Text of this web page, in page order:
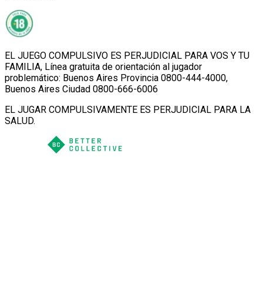
EL JUEGO COMPULSIVO ES PERJUDICIAL PARA VOS Y TU
FAMILIA, Línea gratuita de orientación al jugador
problemático: Buenos Aires Provincia 0800-444-4000,
Buenos Aires Ciudad 0800-666-6006
EL JUGAR COMPULSIVAMENTE ES PERJUDICIAL PARA LA
SALUD.